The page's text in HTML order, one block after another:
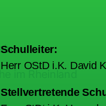
Schulleiter:
Herr OStD i.K. David
Stellvertretende